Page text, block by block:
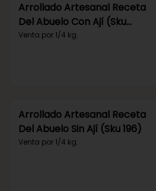
Arrollado Artesanal Receta
Del Abuelo Con Ají (Sku
175)
Venta por 1/4 kg.
Arrollado Artesanal Receta
Del Abuelo Sin Ají (Sku 196)
Venta por 1/4 kg.